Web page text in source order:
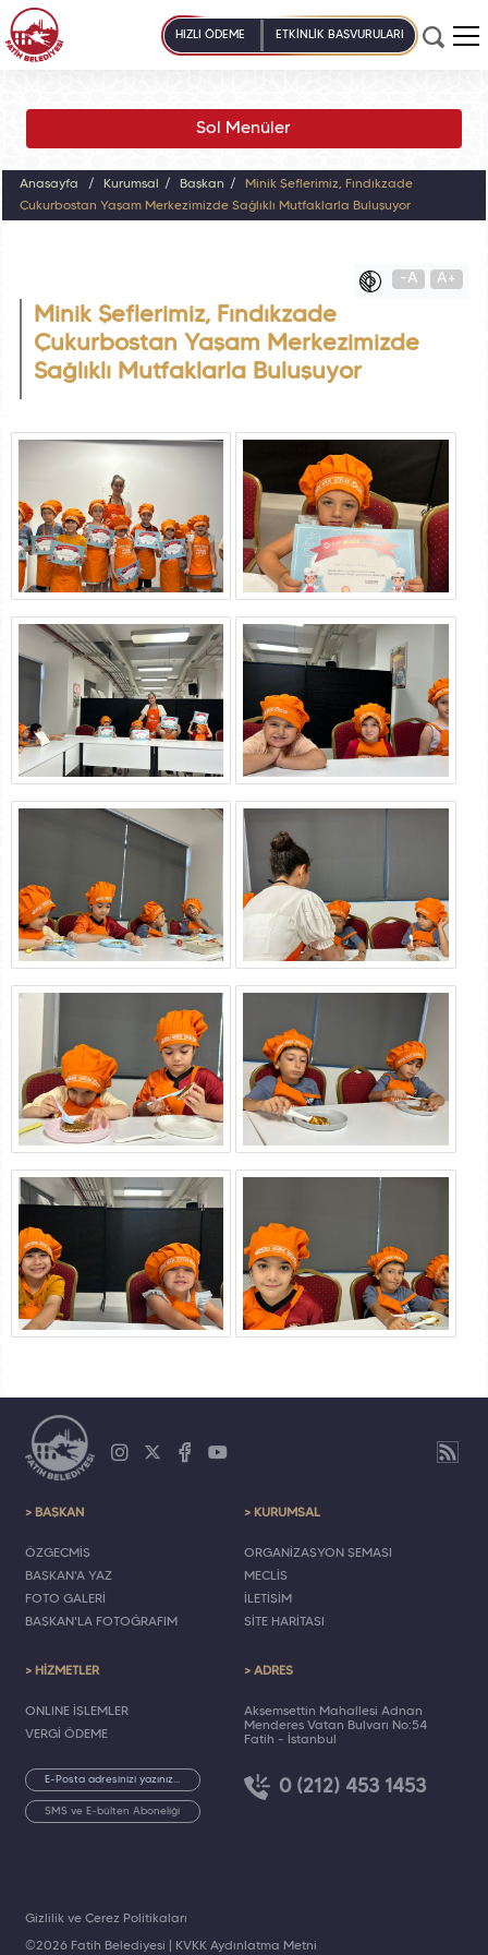
HIZLI ÖDEME ETKİNLİK BAŞVURULARI
Sol Menüler
Anasayfa Kurumsal Başkan
Minik Şeflerimiz, Fındıkzade
Çukurbostan Yaşam Merkezimizde Sağlıklı Mutfaklarla Buluşuyor
-A A+
Minik Şeflerimiz, Fındıkzade
Çukurbostan Yaşam Merkezimizde
Sağlıklı Mutfaklarla Buluşuyor
> BAŞKAN
ÖZGEÇMİŞ
BAŞKAN'A YAZ
FOTO GALERİ
BAŞKAN'LA FOTOĞRAFIM
> KURUMSAL
ORGANİZASYON ŞEMASI
MECLİS
İLETİŞİM
SİTE HARİTASI
> HİZMETLER
ONLINE İŞLEMLER
VERGİ ÖDEME
SMS ve E-bülten Aboneliği
> ADRES
Akşemsettin Mahallesi Adnan
Menderes Vatan Bulvarı No:54
Fatih - İstanbul
0 (212) 453 1453
©2026 Fatih Belediyesi | KVKK Aydınlatma Metni
Gizlilik ve Çerez Politikaları